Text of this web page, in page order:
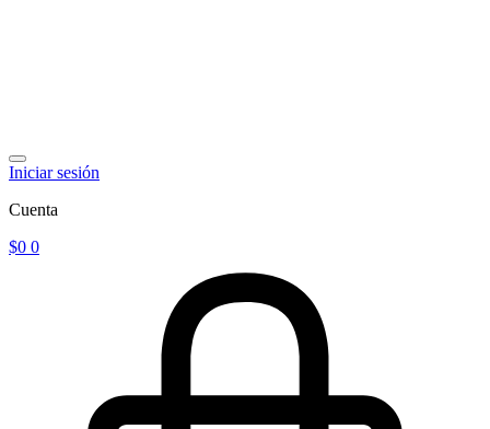
Iniciar sesión
Cuenta
$0 0